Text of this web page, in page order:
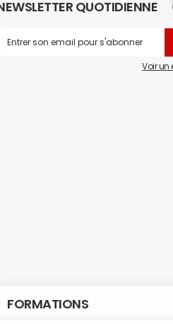
QUOTIDIENNE
Voir un
FORMATIONS